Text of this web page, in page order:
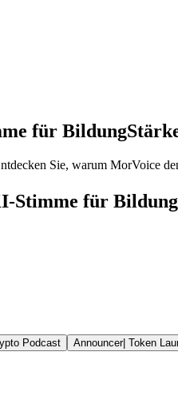
für Bildung
Sie, warum MorVoice
Stimme für
Podcast Announcer| Token